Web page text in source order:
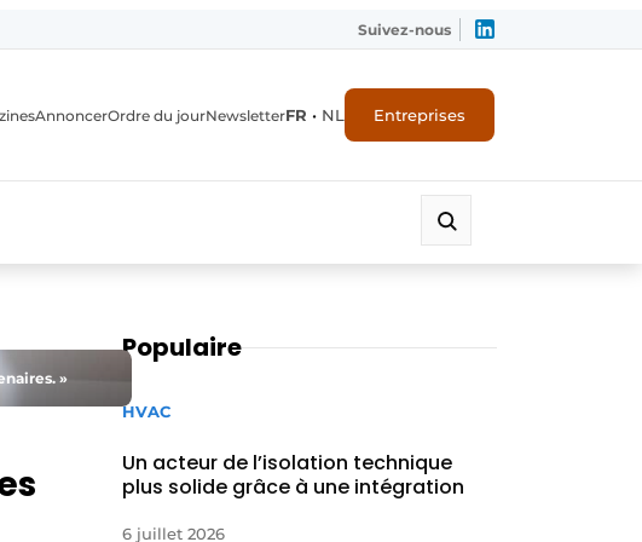
Suivez-nous
AnnoncerOrdre du jourNewsletterFR • NL Entreprises
»
Populaire
HVAC
Un acteur de l’isolation technique
plus solide grâce à une intégration
6 juillet 2026